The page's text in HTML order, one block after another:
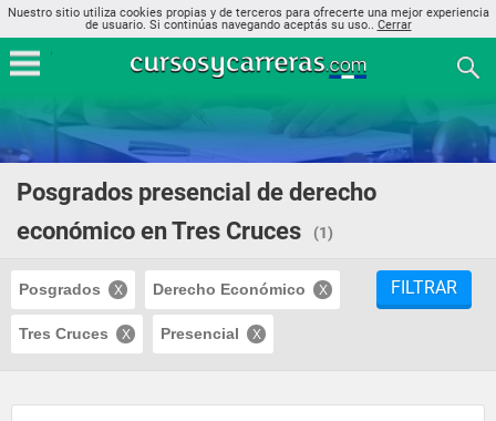
Nuestro sitio utiliza cookies propias y de terceros para ofrecerte una mejor experiencia
de usuario. Si continúas navegando aceptás su uso.. Cerrar
Posgrados presencial de derecho
económico en Tres Cruces
(1)
Posgrados Derecho Económico
Tres Cruces Presencial
FILTRAR